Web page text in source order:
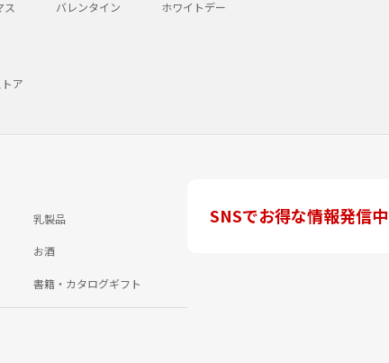
ス バレンタイン ホワイトデー
ア
乳製品
お酒
書籍・カタログギフト
SNSでお得な情報発信中